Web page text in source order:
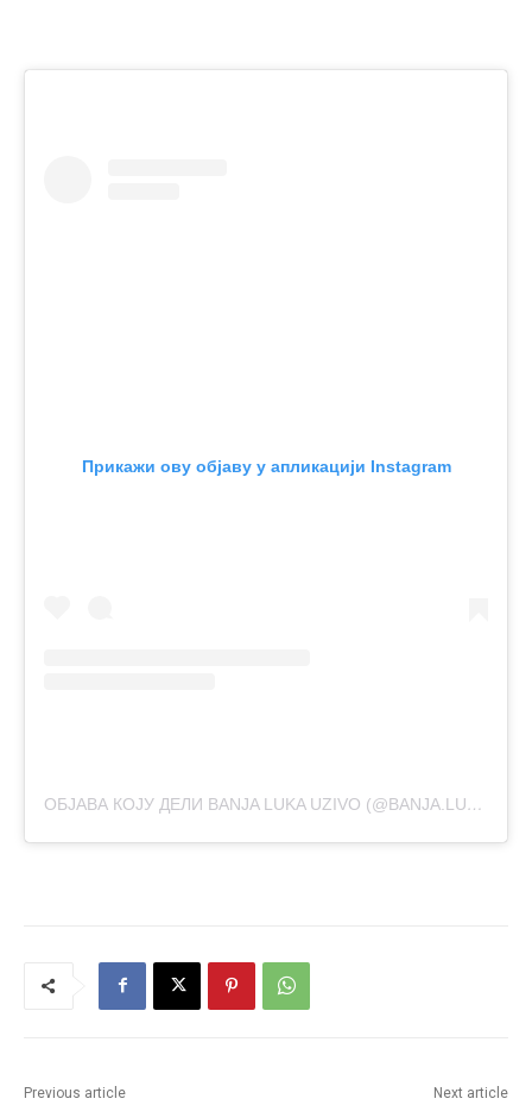
Прикажи ову објаву у апликацији Instagram
ОБЈАВА КОЈУ ДЕЛИ BANJA LUKA UZIVO (@BANJA.LUKA.UZIVO)
Previous article Next article